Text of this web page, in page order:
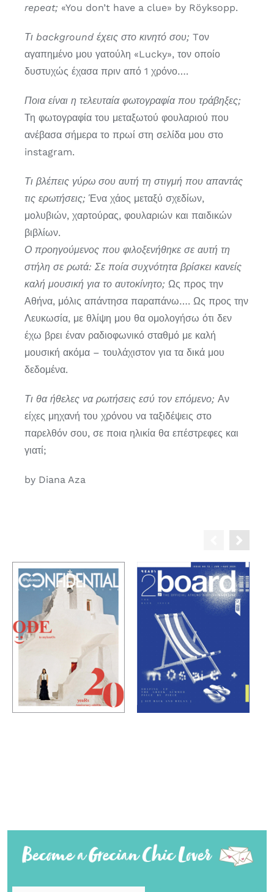
repeat; «You don’t have a clue» by Röyksopp.
Τι background έχεις στο κινητό σου; Tον
αγαπημένο μου γατούλη «Lucky», τον οποίο
δυστυχώς έχασα πριν από 1 χρόνο….
Ποια είναι η τελευταία φωτογραφία που τράβηξες;
Τη φωτογραφία του μεταξωτού φουλαριού που
ανέβασα σήμερα το πρωί στη σελίδα μου στο
instagram.
Τι βλέπεις γύρω σου αυτή τη στιγμή που απαντάς
τις ερωτήσεις; Ένα χάος μεταξύ σχεδίων,
μολυβιών, χαρτούρας, φουλαριών και παιδικών
βιβλίων.
Ο προηγούμενος που φιλοξενήθηκε σε αυτή τη
στήλη σε ρωτά: Σε ποία συχνότητα βρίσκει κανείς
καλή μουσική για το αυτοκίνητο; Ως προς την
Αθήνα, μόλις απάντησα παραπάνω…. Ως προς την
Λευκωσία, με θλίψη μου θα ομολογήσω ότι δεν
έχω βρει έναν ραδιοφωνικό σταθμό με καλή
μουσική ακόμα – τουλάχιστον για τα δικά μου
δεδομένα.
Τι θα ήθελες να ρωτήσεις εσύ τον επόμενο; Αν
είχες μηχανή του χρόνου να ταξιδέψεις στο
παρελθόν σου, σε ποια ηλικία θα επέστρεφες και
γιατί;
by Diana Aza